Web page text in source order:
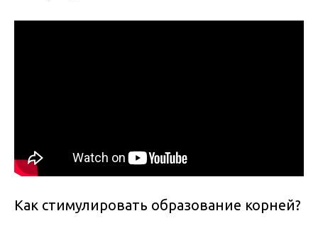
Как стимулировать образование корней?